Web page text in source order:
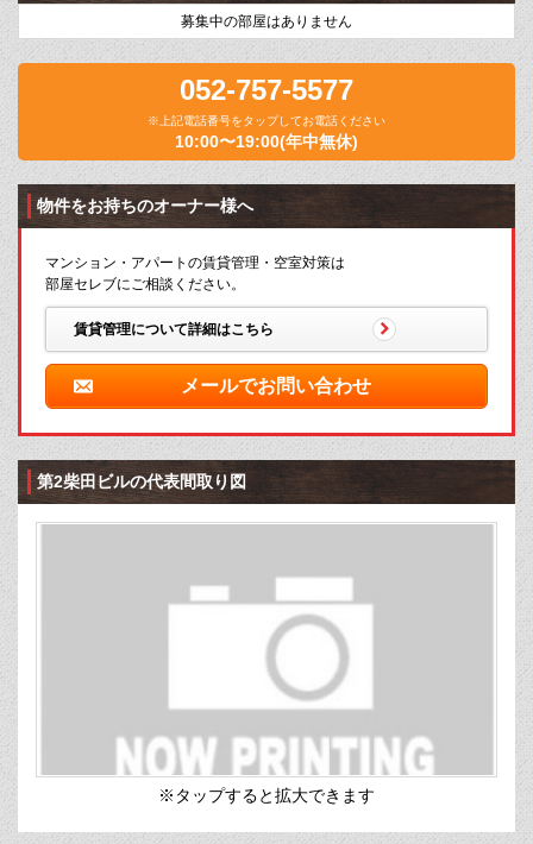
募集中の部屋はありません
052-757-5577
※上記電話番号をタップしてお電話ください
10:00〜19:00(年中無休)
物件をお持ちのオーナー様へ
マンション・アパートの賃貸管理・空室対策は
部屋セレブにご相談ください。
賃貸管理について詳細はこちら
メールでお問い合わせ
第2柴田ビルの代表間取り図
※タップすると拡大できます